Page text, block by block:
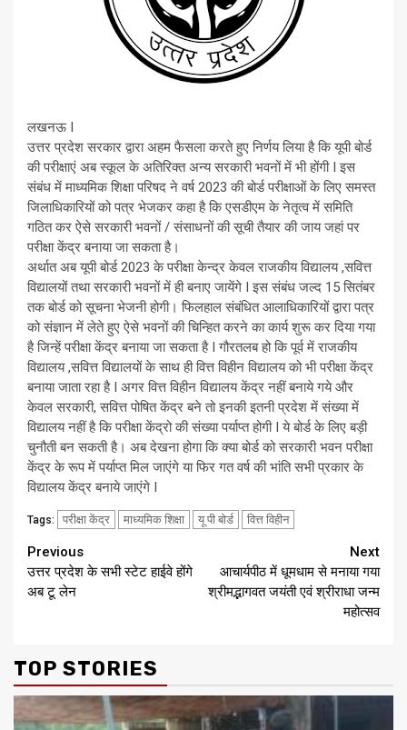
लखनऊ I
उत्तर प्रदेश सरकार द्वारा अहम फैसला करते हुए निर्णय लिया है कि यूपी बोर्ड
की परीक्षाएं अब स्कूल के अतिरिक्त अन्य सरकारी भवनों में भी होंगी I इस
संबंध में माध्यमिक शिक्षा परिषद ने वर्ष 2023 की बोर्ड परीक्षाओं के लिए समस्त
जिलाधिकारियों को पत्र भेजकर कहा है कि एसडीएम के नेतृत्व में समिति
गठित कर ऐसे सरकारी भवनों / संसाधनों की सूची तैयार की जाय जहां पर
परीक्षा केंद्र बनाया जा सकता है।
अर्थात अब यूपी बोर्ड 2023 के परीक्षा केन्द्र केवल राजकीय विद्यालय ,सवित्त
विद्यालयों तथा सरकारी भवनों में ही बनाए जायेंगे I इस संबंध जल्द 15 सितंबर
तक बोर्ड को सूचना भेजनी होगी। फिलहाल संबंधित आलाधिकारियों द्वारा पत्र
को संज्ञान में लेते हुए ऐसे भवनों की चिन्हित करने का कार्य शुरू कर दिया गया
है जिन्हें परीक्षा केंद्र बनाया जा सकता है I गौरतलब हो कि पूर्व में राजकीय
विद्यालय ,सवित्त विद्यालयों के साथ ही वित्त विहीन विद्यालय को भी परीक्षा केंद्र
बनाया जाता रहा है I अगर वित्त विहीन विद्यालय केंद्र नहीं बनाये गये और
केवल सरकारी, सवित्त पोषित केंद्र बने तो इनकी इतनी प्रदेश में संख्या में
विद्यालय नहीं है कि परीक्षा केंद्रो की संख्या पर्याप्त होगी I ये बोर्ड के लिए बड़ी
चुनौती बन सकती है। अब देखना होगा कि क्या बोर्ड को सरकारी भवन परीक्षा
केंद्र के रूप में पर्याप्त मिल जाएंगे या फिर गत वर्ष की भांति सभी प्रकार के
विद्यालय केंद्र बनाये जाएंगे I
Tags: परीक्षा केंद्र माध्यमिक शिक्षा यू पी बोर्ड वित्त विहीन
Continue
Reading
Previous
उत्तर प्रदेश के सभी स्टेट हाईवे होंगे
अब टू लेन
Next
आचार्यपीठ में धूमधाम से मनाया गया
श्रीमद्भागवत जयंती एवं श्रीराधा जन्म
महोत्सव
TOP STORIES